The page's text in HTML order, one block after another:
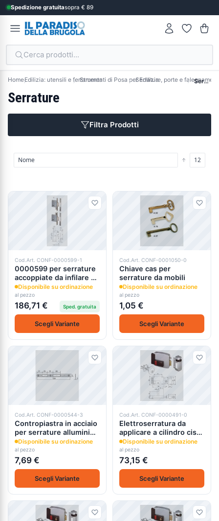
Spedizione gratuitasopra € 89
Cerca prodotti...
HomeEdilizia: utensili e ferramentaStrumenti di Posa per EdiliziaSerrature, porte e Serrature
Serrature
Filtra Prodotti
Prodotti
Cod.Art. CONF-0000599-1
0000599 per serrature
accoppiate da infilare a
doppia mappa cisa
57230
Disponibile su ordinazione
al pezzo
186,71 € Sped. gratuita
Scegli Variante
Cod.Art. CONF-0001050-0
Chiave cas per
serrature da mobili
Disponibile su ordinazione
al pezzo
1,05 €
Scegli Variante
Cod.Art. CONF-0000544-3
Contropiastra in acciaio
per serrature alluminio
cisa 06077
Disponibile su ordinazione
al pezzo
7,69 €
Scegli Variante
Cod.Art. CONF-0000491-0
Elettroserratura da
applicare a cilindro cisa
11610
Disponibile su ordinazione
al pezzo
73,15 €
Scegli Variante